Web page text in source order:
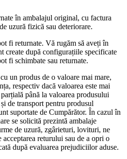
în ambalajul original, cu factura
uzură fizică sau deteriorare.
fi returnate. Vă rugăm să aveți în
create după configurațiile specificate
fi schimbate sau returnate.
un produs de o valoare mai mare,
respectiv dacă valoarea este mai
până la valoarea produsului
de transport pentru produsul
suportate de Cumpărător. În cazul în
se solicită prezintă ambalaje
de uzură, zgârieturi, lovituri, ne
returului sau de a opri o
după evaluarea prejudiciilor aduse.